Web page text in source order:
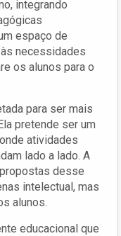
integrando
espaço de
necessidades
os alunos para o
para ser mais
pretende ser um
atividades
lado a lado. A
desse
intelectual, mas
alunos.
educacional que